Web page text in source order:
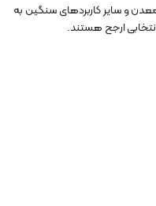
معدن و سایر کاربردهای سنگین به
ارجح هستند.